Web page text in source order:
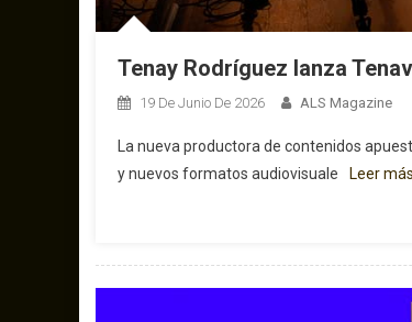
Tenay Rodríguez lanza
19 De Junio De 2026 ALS Magazine
La nueva productora de contenidos
y nuevos formatos audiovisuale
Leer